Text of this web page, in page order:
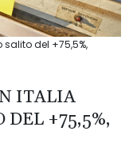
del +75,5%,
ITALIA
DEL +75,5%,